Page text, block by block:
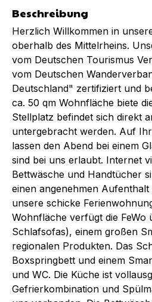
Beschreibung
Herzlich Willkommen in
oberhalb des Mittelrheins.
vom Deutschen Tourismus
vom Deutschen
Deutschland" zertifiziert und
ca. 50 qm Wohnfläche biete
Stellplatz befindet sich direkt
untergebracht werden. Auf
lassen den Abend bei einem
sind bei uns erlaubt. Internet
Bettwäsche und Handtücher
einen angenehmen
unsere schicke
Wohnfläche verfügt die FeWo
Schlafsofas), einem großen
regionalen Produkten. Das
Boxspringbett und einem
und WC. Die Küche ist
Gefrierkombination und